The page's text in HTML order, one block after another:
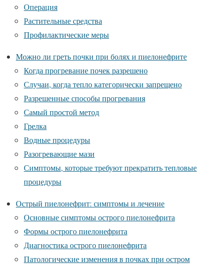
Операция
Растительные средства
Профилактические меры
Можно ли греть почки при болях и пиелонефрите
Когда прогревание почек разрешено
Случаи, когда тепло категорически запрещено
Разрешенные способы прогревания
Самый простой метод
Грелка
Водные процедуры
Разогревающие мази
Симптомы, которые требуют прекратить тепловые
процедуры
Острый пиелонефрит: симптомы и лечение
Основные симптомы острого пиелонефрита
Формы острого пиелонефрита
Диагностика острого пиелонефрита
Патологические изменения в почках при остром